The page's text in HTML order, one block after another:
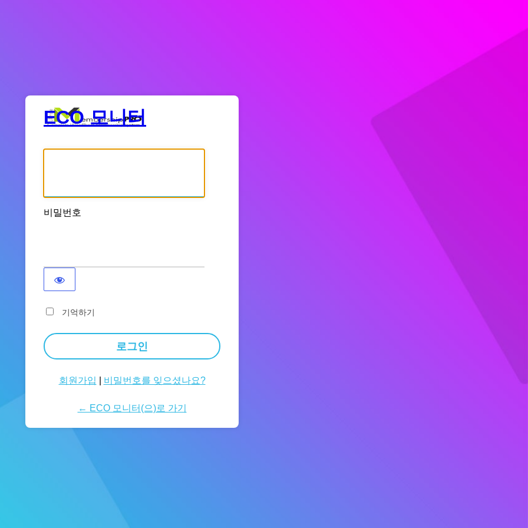
ECO 모니터
비밀번호
기억하기
회원가입 비밀번호를 잊으셨나요?
← ECO 모니터(으)로 가기